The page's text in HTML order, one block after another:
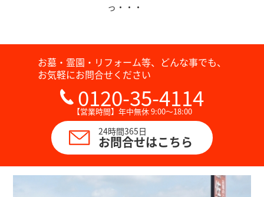
っ・・・
お墓・霊園・リフォーム等、どんな事でも、
お気軽にお問合せください
0120-35-4114
【営業時間】年中無休 9:00～18:00
24時間365日
お問合せはこちら